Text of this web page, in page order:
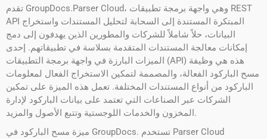
تقدم GroupDocs.Parser Cloud، وهي واجهة برمجة تطبيقات REST
API المبتكرة المستندة إلى السحابة لتحليل المستندات واستخراج
البيانات، حلاً شاملاً للشركات والمطورين الذين يهدفون إلى دمج
إمكانات معالجة المستندات المتقدمة بسلاسة في تطبيقاتهم. إحدى
الميزات البارزة في واجهة برمجة التطبيقات (API) هذه هي وظيفة
مسح الباركود الفعالة، والمصممة لتمكين الاستخراج الفعال لمعلومات
الباركود من أنواع المستندات المختلفة. تعمل هذه الميزة على تمكين
الشركات عبر الصناعات التي تعتمد على بيانات الباركود لإدارة
المخزون والخدمات اللوجستية وتتبع الأصول والمزيد.
ميزة مسح الباركود في GroupDocs. تستخدم Parser Cloud